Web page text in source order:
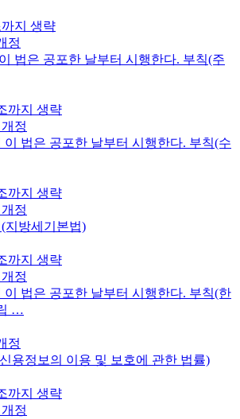
지 생략
정
법은 공포한 날부터 시행한다. 부칙(주
까지 생략
정
법은 공포한 날부터 시행한다. 부칙(수
까지 생략
정
방세기본법)
까지 생략
정
법은 공포한 날부터 시행한다. 부칙(한
…
정
용정보의 이용 및 보호에 관한 법률)
까지 생략
정